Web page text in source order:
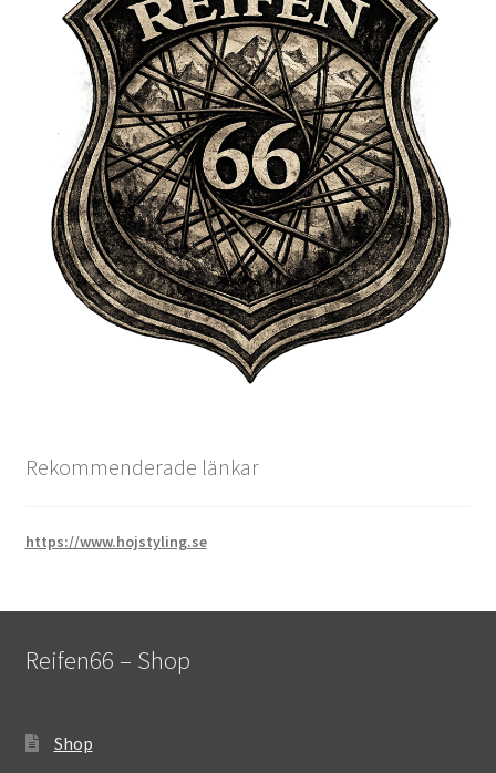
Rekommenderade länkar
https://www.hojstyling.se
Reifen66 – Shop
Shop